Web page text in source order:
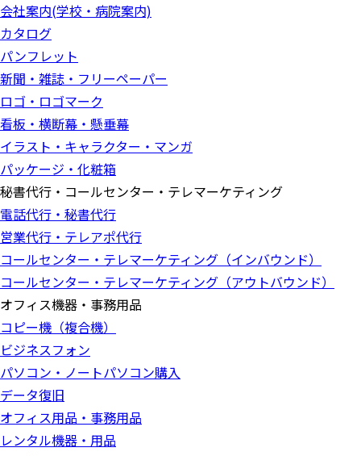
会社案内(学校・病院案内)
カタログ
パンフレット
新聞・雑誌・フリーペーパー
ロゴ・ロゴマーク
看板・横断幕・懸垂幕
イラスト・キャラクター・マンガ
パッケージ・化粧箱
秘書代行・コールセンター・テレマーケティング
電話代行・秘書代行
営業代行・テレアポ代行
コールセンター・テレマーケティング（インバウンド）
コールセンター・テレマーケティング（アウトバウンド）
オフィス機器・事務用品
コピー機（複合機）
ビジネスフォン
パソコン・ノートパソコン購入
データ復旧
オフィス用品・事務用品
レンタル機器・用品